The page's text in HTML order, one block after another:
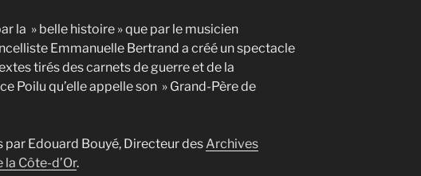
la » belle histoire » que par le musicien
Emmanuelle Bertrand a créé un spectacle
tirés des carnets de guerre et de la
Poilu qu’elle appelle son » Grand-Père de
par Edouard Bouyé, Directeur desArchives
Côte-d’Or.